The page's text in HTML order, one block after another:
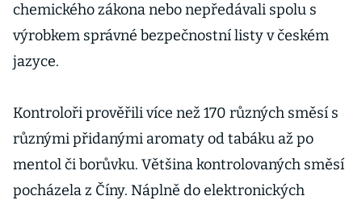
chemického zákona nebo nepředávali spolu s
výrobkem správné bezpečnostní listy v českém
jazyce.
Kontroloři prověřili více než 170 různých směsí s
různými přidanými aromaty od tabáku až po
mentol či borůvku. Většina kontrolovaných směsí
pocházela z Číny. Náplně do elektronických